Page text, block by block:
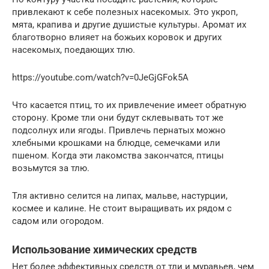
привлекают к себе полезных насекомых. Это укроп,
мята, крапива и другие душистые культуры. Аромат их
благотворно влияет на божьих коровок и других
насекомых, поедающих тлю.
https://youtube.com/watch?v=0JeGjGFok5A
Что касается птиц, то их привлечение имеет обратную
сторону. Кроме тли они будут склевывать тот же
подсолнух или ягоды. Привлечь пернатых можно
хлебными крошками на блюдце, семечками или
пшеном. Когда эти лакомства закончатся, птицы
возьмутся за тлю.
Тля активно селится на липах, мальве, настурции,
космее и калине. Не стоит выращивать их рядом с
садом или огородом.
Использование химических средств
Нет более эффективных средств от тли и муравьев, чем